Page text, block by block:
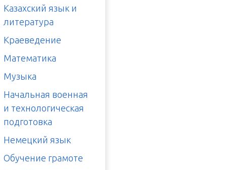
Казахский язык и
литература
Краеведение
Математика
Музыка
Начальная военная
и технологическая
подготовка
Немецкий язык
Обучение грамоте